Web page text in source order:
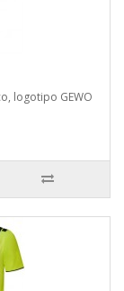
logotipo GEWO